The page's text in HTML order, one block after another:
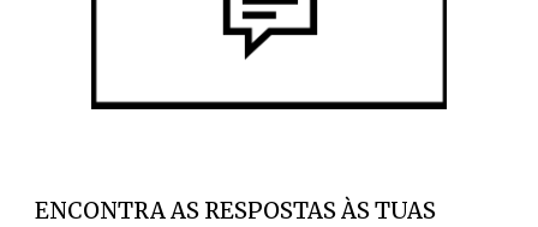
ENCONTRA AS RESPOSTAS ÀS TUAS